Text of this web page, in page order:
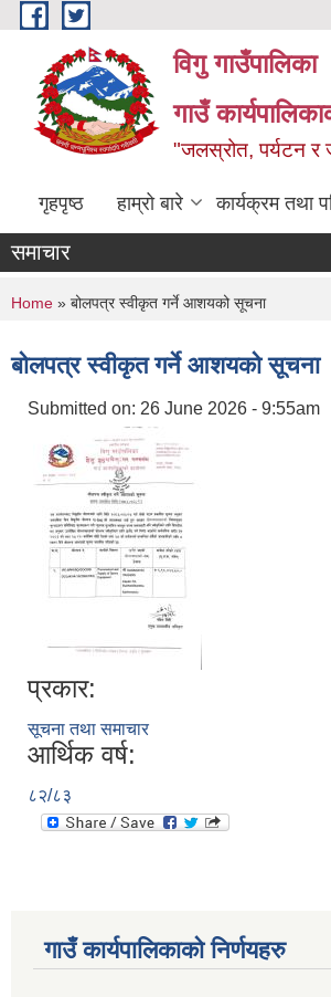
Skip to main content
विगु गाउँपालिका
गाउँ
"जलस्रोत, पर्यटन र
गृहपृष्ठ हाम्रो बारे कार्यक्रम तथा
समाचार
You are here
Home » बोलपत्र स्वीकृत गर्ने आशयको सूचना
बोलपत्र स्वीकृत गर्ने आशयको सूचना
Submitted on: 26 June 2026 - 9:55am
प्रकार:
सूचना तथा समाचार
आर्थिक वर्ष:
८२/८३
गाउँ कार्यपालिकाकाे निर्णयहरु